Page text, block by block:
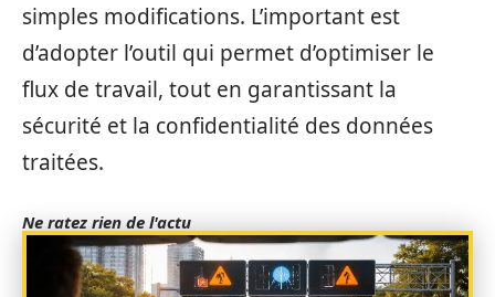
simples modifications. L’important est
d’adopter l’outil qui permet d’optimiser le
flux de travail, tout en garantissant la
sécurité et la confidentialité des données
traitées.
Ne ratez rien de l'actu